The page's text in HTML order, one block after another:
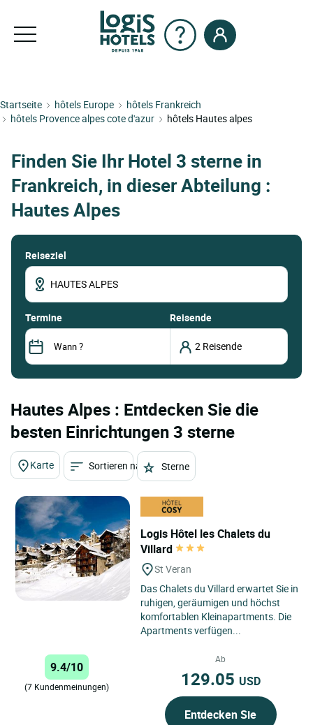
Startseite hôtels Europe
hôtels Frankreich
hôtels Provence alpes cote d'azur
hôtels Hautes alpes
Finden Sie Ihr Hotel 3 sterne in
Frankreich, in dieser Abteilung :
Hautes Alpes
Reiseziel
termine Reisende
Hautes Alpes : Entdecken Sie die
besten Einrichtungen 3 sterne
Karte Sortieren nach Sterne
Logis Hôtel les Chalets du
Villard
St Veran
Das Chalets du Villard erwartet Sie in
ruhigen, geräumigen und höchst
komfortablen Kleinapartments. Die
Apartments verfügen...
9.4/10
(7 Kundenmeinungen)
Ab
129.05 USD
Entdecken Sie